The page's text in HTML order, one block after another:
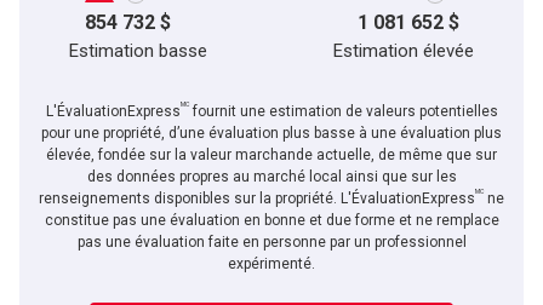
En cliquant sur le bouton « soumettre », vous consentez à nos conditions d'utilisation et
vous nous fournissez l'autorisation écrite de communiquer avec vous.
854 732 $ 1 081 652 $
Estimation basse Estimation élevée
L'ÉvaluationExpressMCfournit une estimation de valeurs potentielles
pour une propriété, d’une évaluation plus basse à une évaluation plus
élevée, fondée sur la valeur marchande actuelle, de même que sur
des données propres au marché local ainsi que sur les
renseignements disponibles sur la propriété. L'ÉvaluationExpressMC ne
constitue pas une évaluation en bonne et due forme et ne remplace
pas une évaluation faite en personne par un professionnel
expérimenté.